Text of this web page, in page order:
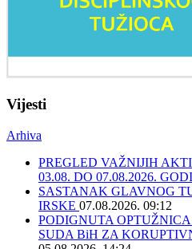
Vijesti
Arhiva
PREGLED VAŽNIJIH
03.08. DO 07.08.2026.
SASTANAK GLAVNOG
IRSKE 07.08.2026. 09:12
PODIGNUTA
SUDA BiH ZA